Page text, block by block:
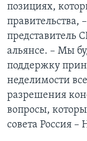
позициях,
правительства,
представитель
альянсе. – Мы
поддержку
неделимости
разрешения
вопросы,
совета Россия –